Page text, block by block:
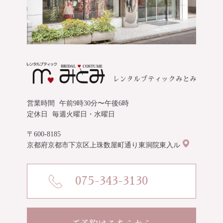
営業時間
午前9時30分〜午後6時
定休日
毎週火曜日・水曜日
〒600-8185
京都府京都市下京区上珠数屋町通り東洞院東入ル
075-343-3130